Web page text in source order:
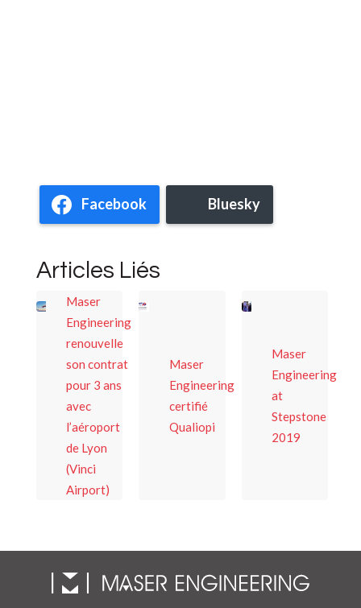
Facebook Bluesky
Articles Liés
Maser
Engineering
renouvelle
son contrat
pour 3 ans
avec
l’aéroport
de Lyon
(Vinci
Airport)
Maser
Engineering
certifié
Qualiopi
Maser
Engineering
at
Stepstone
2019